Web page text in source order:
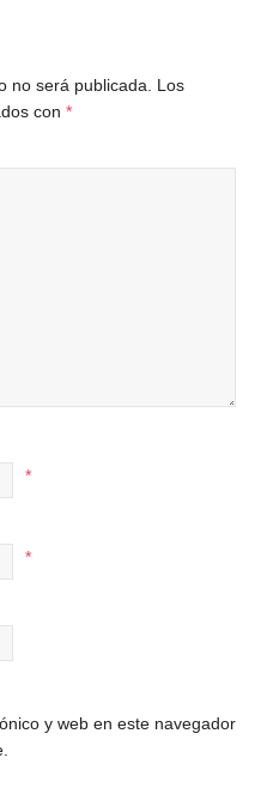
no será publicada. Los
con *
*
*
y web en este navegador